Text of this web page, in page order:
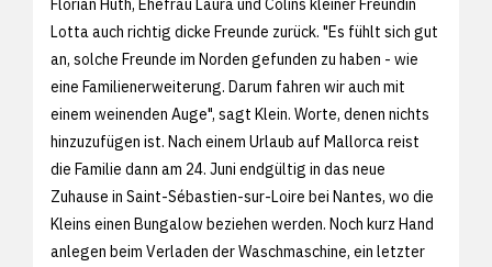
Florian Huth, Ehefrau Laura und Colins kleiner Freundin
Lotta auch richtig dicke Freunde zurück. "Es fühlt sich gut
an, solche Freunde im Norden gefunden zu haben - wie
eine Familienerweiterung. Darum fahren wir auch mit
einem weinenden Auge", sagt Klein. Worte, denen nichts
hinzuzufügen ist. Nach einem Urlaub auf Mallorca reist
die Familie dann am 24. Juni endgültig in das neue
Zuhause in Saint-Sébastien-sur-Loire bei Nantes, wo die
Kleins einen Bungalow beziehen werden. Noch kurz Hand
anlegen beim Verladen der Waschmaschine, ein letzter